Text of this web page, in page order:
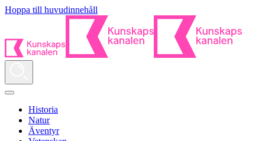
Hoppa till huvudinnehåll
Historia
Natur
Äventyr